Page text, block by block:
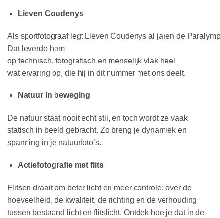
Lieven Coudenys
Als sportfotograaf legtLieven Coudenys al jaren de
Dat leverde hem
op technisch, fotografisch en menselijk vlak heel
watervaring op, die hij in dit nummer metons deelt.
Natuur in beweging
De natuur staat nooit echt stil, en toch wordt ze vaak
statisch in beeld gebracht. Zo breng je dynamiek en
spanning in je natuurfoto’s.
Actiefotografie met flits
Flitsen draait om beter licht en meer controle: over de
hoeveelheid, de kwaliteit, de richting en de verhouding
tussen bestaand licht en flitslicht. Ontdek hoe je dat in de